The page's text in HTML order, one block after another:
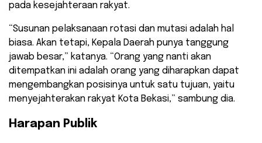
pada kesejahteraan rakyat.
“Susunan pelaksanaan rotasi dan mutasi adalah hal
biasa. Akan tetapi, Kepala Daerah punya tanggung
jawab besar,” katanya. “Orang yang nanti akan
ditempatkan ini adalah orang yang diharapkan dapat
mengembangkan posisinya untuk satu tujuan, yaitu
menyejahterakan rakyat Kota Bekasi,” sambung dia.
Harapan Publik